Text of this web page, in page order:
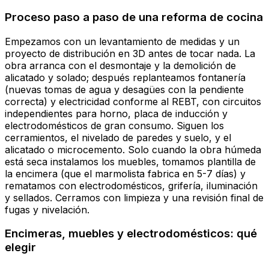
Proceso paso a paso de una reforma de cocina
Empezamos con un levantamiento de medidas y un
proyecto de distribución en 3D antes de tocar nada. La
obra arranca con el desmontaje y la demolición de
alicatado y solado; después replanteamos fontanería
(nuevas tomas de agua y desagües con la pendiente
correcta) y electricidad conforme al REBT, con circuitos
independientes para horno, placa de inducción y
electrodomésticos de gran consumo. Siguen los
cerramientos, el nivelado de paredes y suelo, y el
alicatado o microcemento. Solo cuando la obra húmeda
está seca instalamos los muebles, tomamos plantilla de
la encimera (que el marmolista fabrica en 5-7 días) y
rematamos con electrodomésticos, grifería, iluminación
y sellados. Cerramos con limpieza y una revisión final de
fugas y nivelación.
Encimeras, muebles y electrodomésticos: qué
elegir